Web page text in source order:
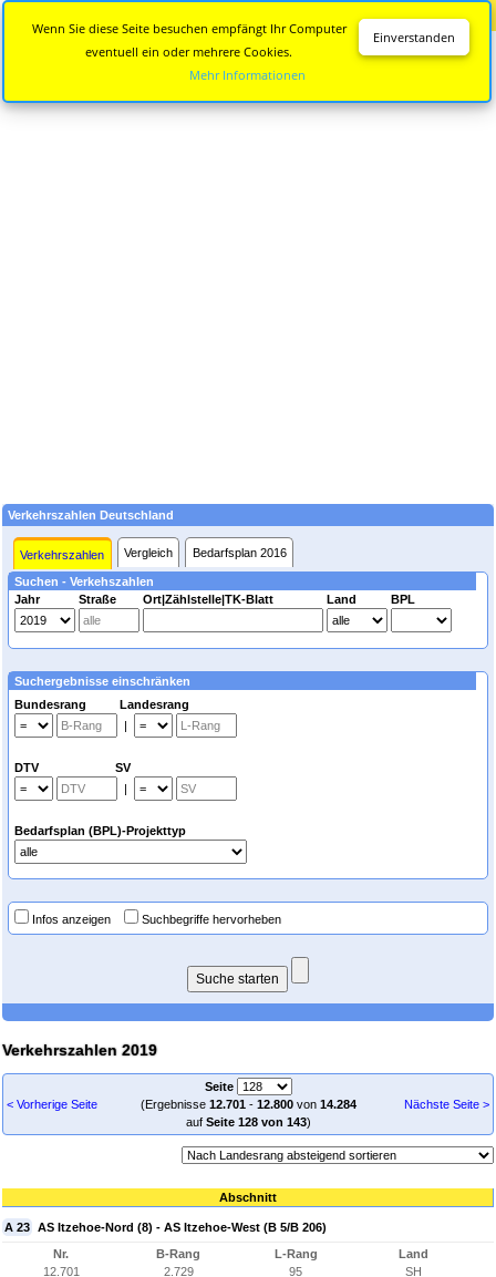
Verkehrszahlen Deutschland
Verkehrszahlen Vergleich Bedarfsplan 2016
Suchen - Verkehszahlen
Jahr
Straße Ort|Zählstelle|TK-Blatt Land BPL
Suchergebnisse einschränken
Bundesrang Landesrang
|
DTV SV
|
Bedarfsplan (BPL)-Projekttyp
Infos anzeigen Suchbegriffe hervorheben
Verkehrszahlen 2019
< Vorherige Seite
Seite
(Ergebnisse 12.701- 12.800von 14.284
auf Seite 128 von 143)
Nächste Seite >
Abschnitt
A 23 AS Itzehoe-Nord (8) - AS Itzehoe-West (B 5/B 206)
Nr.
12.701
B-Rang
2.729
L-Rang
95
Land
SH
Einverstanden
Wenn Sie diese Seite besuchen empfängt Ihr Computer
eventuell ein oder mehrere Cookies.
Mehr Informationen